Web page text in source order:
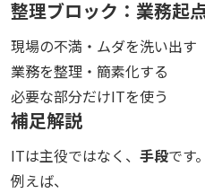
整理ブロック：業務起
現場の不満・ムダを洗い出す
業務を整理・簡素化する
必要な部分だけITを使う
補足解説
ITは主役ではなく、 手段です。
例えば、